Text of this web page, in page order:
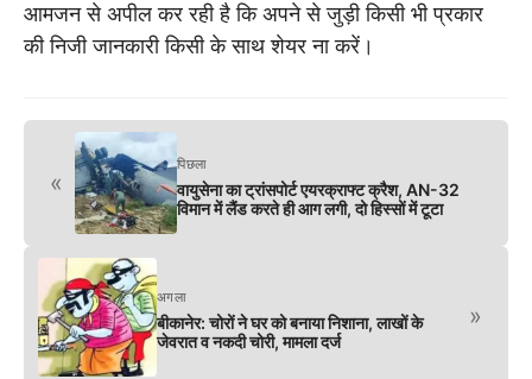
आमजन से अपील कर रही है कि अपने से जुड़ी किसी भी प्रकार
की निजी जानकारी किसी के साथ शेयर ना करें।
«
पिछला
वायुसेना का ट्रांसपोर्ट एयरक्राफ्ट क्रैश, AN-32
विमान में लैंड करते ही आग लगी, दो हिस्सों में टूटा
अगला
बीकानेर: चोरों ने घर को बनाया निशाना, लाखों के
जेवरात व नकदी चोरी, मामला दर्ज
»